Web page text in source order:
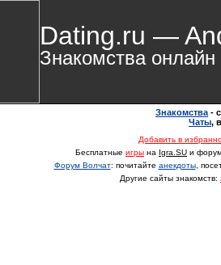
Dating.ru —
Знакомства онлайн
Знакомства -
Чаты,
Добавить в
Бесплатные игры на Igra.SU и
Форум Волчат: почитайте анекдоты,
Другие сайты знакомств: